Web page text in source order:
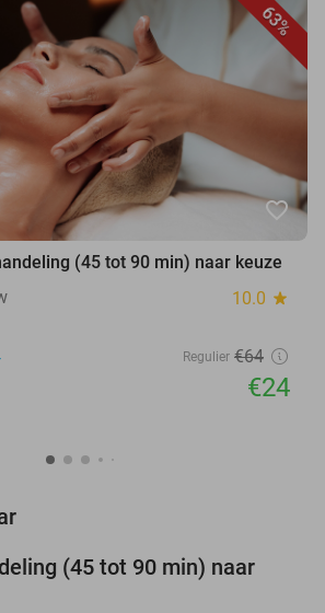
63%
favorite_border
(45 tot 90 min) naar keuze
10.0 star
Regulier €64
€24
(45 tot 90 min) naar